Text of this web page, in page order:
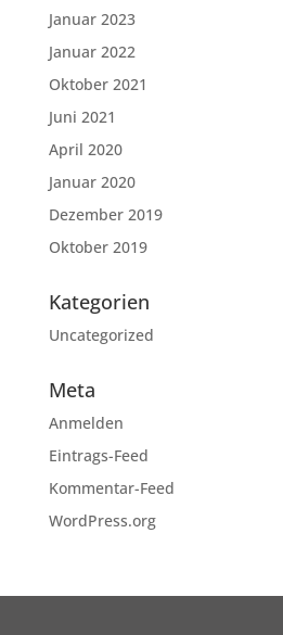
Januar 2023
Januar 2022
Oktober 2021
Juni 2021
April 2020
Januar 2020
Dezember 2019
Oktober 2019
Kategorien
Uncategorized
Meta
Anmelden
Eintrags-Feed
Kommentar-Feed
WordPress.org